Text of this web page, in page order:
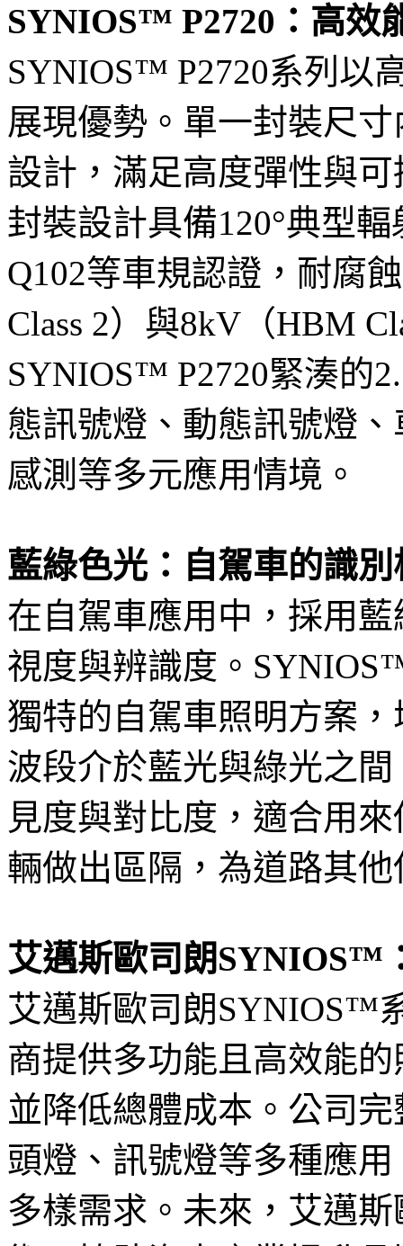
SYNIOS™ P2720：高效
SYNIOS™ P2720系列以
展現優勢。單一封裝尺
設計，滿足高度彈性與
封裝設計具備120°典型
Q102等車規認證，耐腐
Class 2）與8kV（HBM
SYNIOS™ P2720緊湊的
態訊號燈、動態訊號燈
感測等多元應用情境。
藍綠色光：自駕車的識別
在自駕車應用中，採用
視度與辨識度。
獨特的自駕車照明方案
波段介於藍光與綠光之
見度與對比度，適合用
輛做出區隔，為道路其
艾邁斯歐司朗SYNIOS™
艾邁斯歐司朗SYNIOS™
商提供多功能且高效能
並降低總體成本。公司
頭燈、訊號燈等多種應
多樣需求。未來，艾邁